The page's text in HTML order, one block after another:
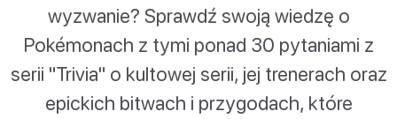
wyzwanie? Sprawdź swoją wiedzę o
Pokémonach z tymi ponad 30 pytaniami z
serii "Trivia" o kultowej serii, jej trenerach oraz
epickich bitwach i przygodach, które